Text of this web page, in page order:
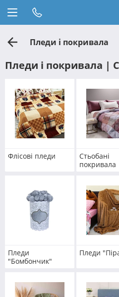
Пледи і покривала
Пледи і покривала |
Флісові пледи
Стьобані
покривала
Пледи
"Бомбончик"
Пледи